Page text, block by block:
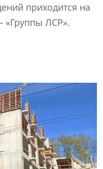
приходится на
«Группы ЛСР».